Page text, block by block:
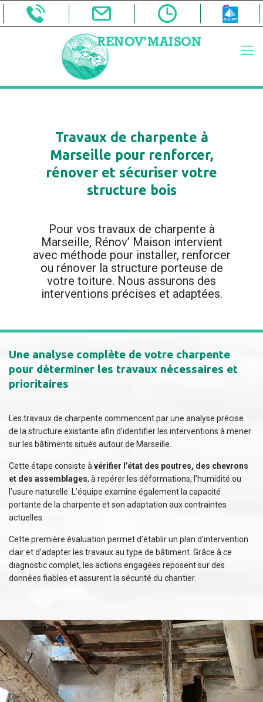
Travaux de charpente à
Marseille pour renforcer,
rénover et sécuriser votre
structure bois
Pour vos travaux de charpente à
Marseille, Rénov’ Maison intervient
avec méthode pour installer, renforcer
ou rénover la structure porteuse de
votre toiture. Nous assurons des
interventions précises et adaptées.
Une analyse complète de votre charpente
pour déterminer les travaux nécessaires et
prioritaires
Les travaux de charpente commencent par une analyse précise
de la structure existante afin d’identifier les interventions à mener
sur les bâtiments situés autour de Marseille.
Cette étape consiste à vérifier l’état des poutres, des chevrons
et des assemblages, à repérer les déformations, l’humidité ou
l’usure naturelle. L’équipe examine également la capacité
portante de la charpente et son adaptation aux contraintes
actuelles.
Cette première évaluation permet d’établir un plan d’intervention
clair et d’adapter les travaux au type de bâtiment. Grâce à ce
diagnostic complet, les actions engagées reposent sur des
données fiables et assurent la sécurité du chantier.